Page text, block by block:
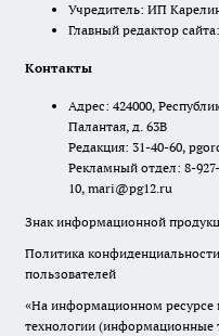
Учредитель: ИП
Главный редактор
Контакты
Адрес: 424000,
Палантая, д. 63В
Редакция: 31-40-60,
Рекламный отдел: 8-
10, mari@pg12.ru
Знак информационной
Политика
пользователей
«На информационном ресурсе
технологии (информационные